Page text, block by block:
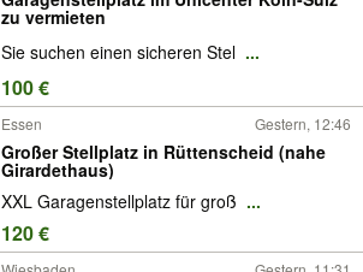
zu vermieten
Sie suchen einen sicheren Stel ...
100 €
Essen Gestern, 12:46
Großer Stellplatz in Rüttenscheid (nahe
Girardethaus)
XXL Garagenstellplatz für groß ...
120 €